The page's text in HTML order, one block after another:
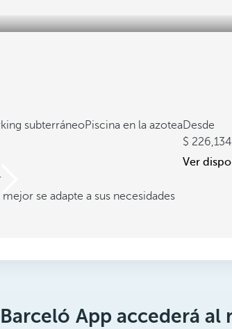
subterráneoPiscina en la azoteaDesde
226,134
Ver
se adapte a sus necesidades
App accederá al